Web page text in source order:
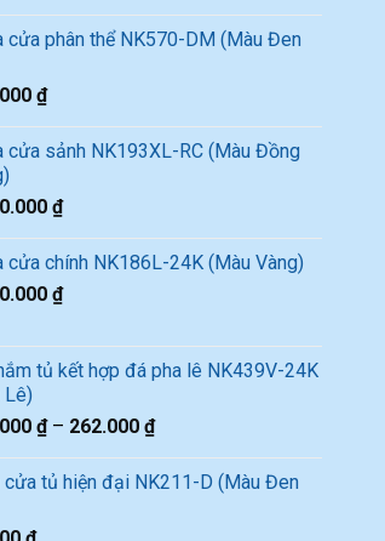
cửa phân thể NK570-DM (Màu Đen
₫
cửa sảnh NK193XL-RC (Màu Đồng
₫
cửa chính NK186L-24K (Màu Vàng)
₫
tủ kết hợp đá pha lê NK439V-24K
Lê)
₫– 262.000₫
cửa tủ hiện đại NK211-D (Màu Đen